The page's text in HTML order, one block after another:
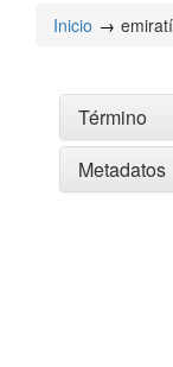
Inicio emiratí
Término
Metadatos